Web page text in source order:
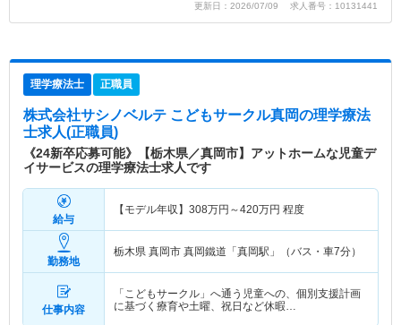
更新日：2026/07/09 求人番号：10131441
理学療法士 正職員
株式会社サシノベルテ こどもサークル真岡の理学療法
士求人(正職員)
《24新卒応募可能》【栃木県／真岡市】アットホームな児童デ
イサービスの理学療法士求人です
給与
【モデル年収】 308万円～420万円 程度
勤務地
栃木県 真岡市 真岡鐵道「真岡駅」（バス・車7分）
仕事内容
「こどもサークル」へ通う児童への、個別支援計画
に基づく療育や土曜、祝日など休暇…